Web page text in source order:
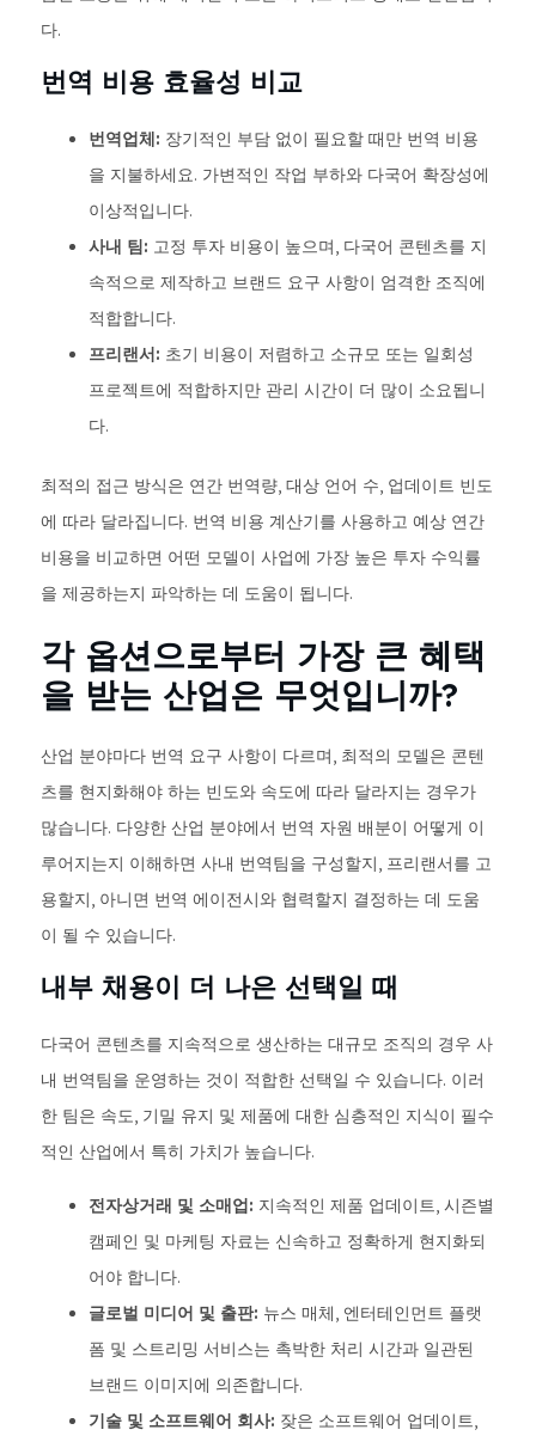
다.
번역 비용 효율성 비교
번역업체: 장기적인 부담 없이 필요할 때만 번역 비용
을 지불하세요. 가변적인 작업 부하와 다국어 확장성에
이상적입니다.
사내 팀: 고정 투자 비용이 높으며, 다국어 콘텐츠를 지
속적으로 제작하고 브랜드 요구 사항이 엄격한 조직에
적합합니다.
프리랜서: 초기 비용이 저렴하고 소규모 또는 일회성
프로젝트에 적합하지만 관리 시간이 더 많이 소요됩니
다.
최적의 접근 방식은 연간 번역량, 대상 언어 수, 업데이트 빈도
에 따라 달라집니다. 번역 비용 계산기를 사용하고 예상 연간
비용을 비교하면 어떤 모델이 사업에 가장 높은 투자 수익률
을 제공하는지 파악하는 데 도움이 됩니다.
각 옵션으로부터 가장 큰 혜택
을 받는 산업은 무엇입니까?
산업 분야마다 번역 요구 사항이 다르며, 최적의 모델은 콘텐
츠를 현지화해야 하는 빈도와 속도에 따라 달라지는 경우가
많습니다. 다양한 산업 분야에서 번역 자원 배분이 어떻게 이
루어지는지 이해하면 사내 번역팀을 구성할지, 프리랜서를 고
용할지, 아니면 번역 에이전시와 협력할지 결정하는 데 도움
이 될 수 있습니다.
내부 채용이 더 나은 선택일 때
다국어 콘텐츠를 지속적으로 생산하는 대규모 조직의 경우 사
내 번역팀을 운영하는 것이 적합한 선택일 수 있습니다. 이러
한 팀은 속도, 기밀 유지 및 제품에 대한 심층적인 지식이 필수
적인 산업에서 특히 가치가 높습니다.
전자상거래 및 소매업: 지속적인 제품 업데이트, 시즌별
캠페인 및 마케팅 자료는 신속하고 정확하게 현지화되
어야 합니다.
글로벌 미디어 및 출판: 뉴스 매체, 엔터테인먼트 플랫
폼 및 스트리밍 서비스는 촉박한 처리 시간과 일관된
브랜드 이미지에 의존합니다.
기술 및 소프트웨어 회사: 잦은 소프트웨어 업데이트,